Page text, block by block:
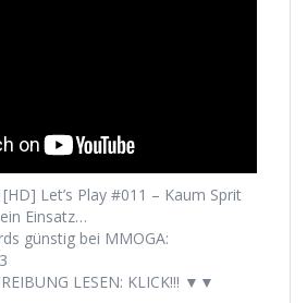
Let’s Play #011 – Kaum Sprit
Einsatz…
günstig bei MMOGA:
LESEN: KLICK!!! ▼▼